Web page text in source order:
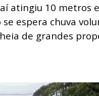
atingiu 10 metros
espera chuva
de grandes